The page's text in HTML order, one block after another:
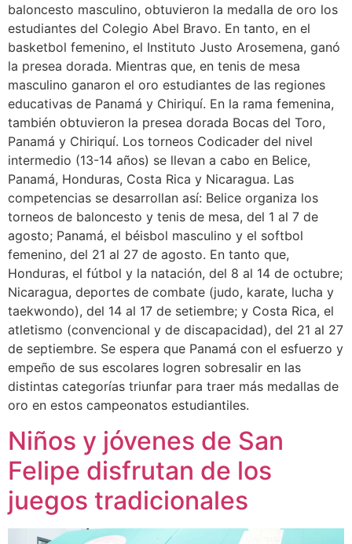
baloncesto masculino, obtuvieron la medalla de oro los
estudiantes del Colegio Abel Bravo. En tanto, en el
basketbol femenino, el Instituto Justo Arosemena, ganó
la presea dorada. Mientras que, en tenis de mesa
masculino ganaron el oro estudiantes de las regiones
educativas de Panamá y Chiriquí. En la rama femenina,
también obtuvieron la presea dorada Bocas del Toro,
Panamá y Chiriquí. Los torneos Codicader del nivel
intermedio (13-14 años) se llevan a cabo en Belice,
Panamá, Honduras, Costa Rica y Nicaragua. Las
competencias se desarrollan así: Belice organiza los
torneos de baloncesto y tenis de mesa, del 1 al 7 de
agosto; Panamá, el béisbol masculino y el softbol
femenino, del 21 al 27 de agosto. En tanto que,
Honduras, el fútbol y la natación, del 8 al 14 de octubre;
Nicaragua, deportes de combate (judo, karate, lucha y
taekwondo), del 14 al 17 de setiembre; y Costa Rica, el
atletismo (convencional y de discapacidad), del 21 al 27
de septiembre. Se espera que Panamá con el esfuerzo y
empeño de sus escolares logren sobresalir en las
distintas categorías triunfar para traer más medallas de
oro en estos campeonatos estudiantiles.
Niños y jóvenes de San
Felipe disfrutan de los
juegos tradicionales